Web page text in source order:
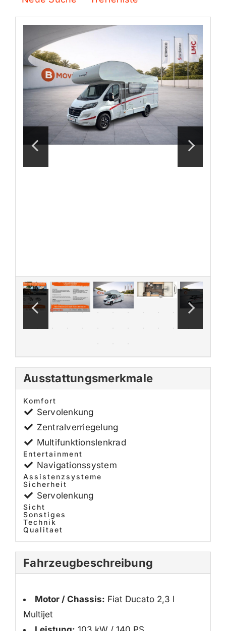
Ausstattungsmerkmale
Komfort
Servolenkung
Zentralverriegelung
Multifunktionslenkrad
Entertainment
Navigationssystem
Assistenzsysteme
Sicherheit
Servolenkung
Sicht
Sonstiges
Technik
Qualitaet
Fahrzeugbeschreibung
Motor / Chassis: Fiat Ducato 2,3 l
Multijet